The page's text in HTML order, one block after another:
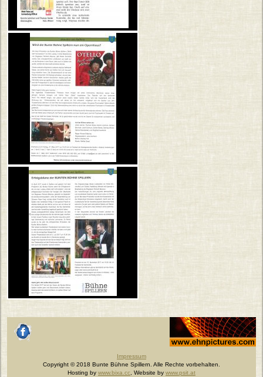
facebook
Impressum
Copyright © 2018 Bunte Bühne Spillern. Alle Rechte vorbehalten.
Hosting by www.bixa.cc , Website by www.psit.at
Johannes Ehn, Fotograf